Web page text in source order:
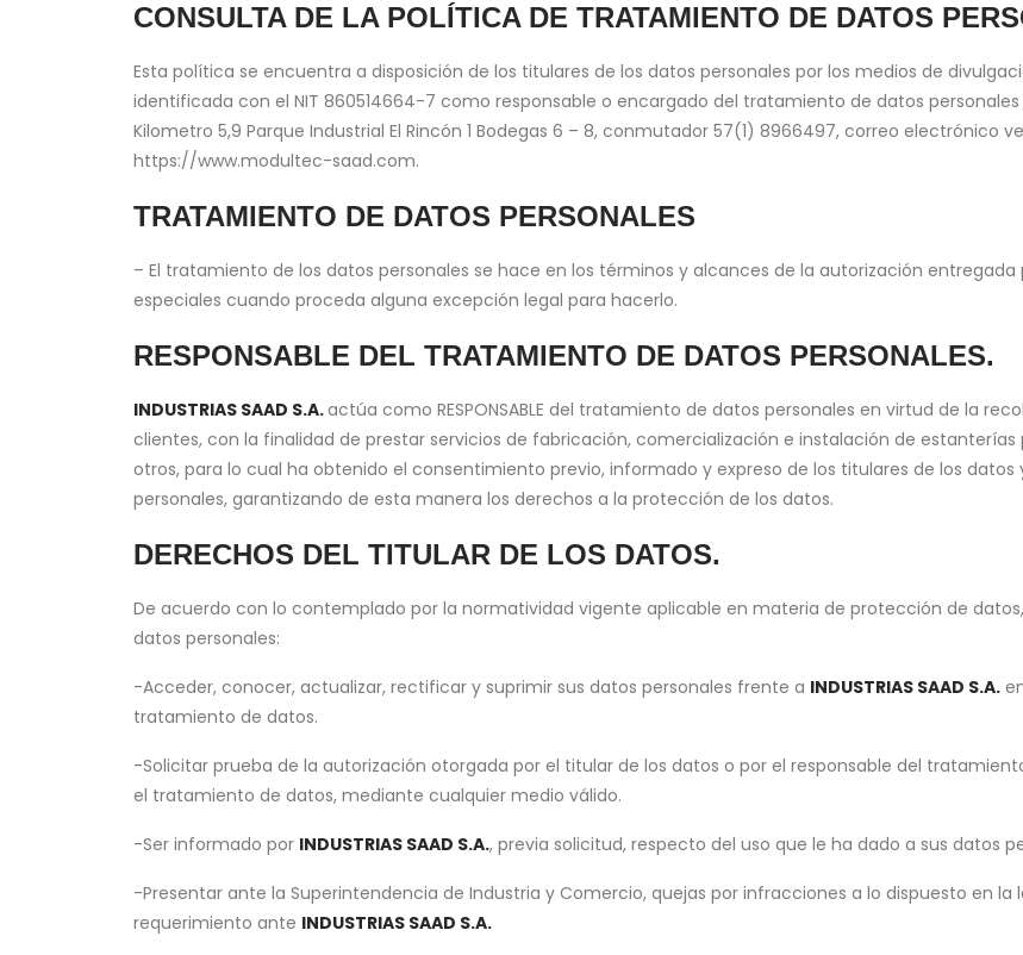
CONSULTA DE LA POLÍTICA DE TRATAMIENTO DE DATOS
Esta política se encuentra a disposición de los titulares de los datos personales por los medios de
identificada con el NIT 860514664-7 como responsable o encargado del tratamiento de datos
Kilometro 5,9 Parque Industrial El Rincón 1 Bodegas 6 – 8, conmutador 57(1) 8966497, correo electrónico
https://www.modultec-saad.com.
TRATAMIENTO DE DATOS PERSONALES
– El tratamiento de los datos personales se hace en los términos y alcances de la autorización
especiales cuando proceda alguna excepción legal para hacerlo.
RESPONSABLE DEL TRATAMIENTO DE DATOS PERSONALES.
INDUSTRIAS SAAD S.A.actúa como RESPONSABLE del tratamiento de datos personales en virtud de la
clientes, con la finalidad de prestar servicios de fabricación, comercialización e instalación de
otros, para lo cual ha obtenido el consentimiento previo, informado y expreso de los titulares de los
personales, garantizando de esta manera los derechos a la protección de los datos.
DERECHOS DEL TITULAR DE LOS DATOS.
De acuerdo con lo contemplado por la normatividad vigente aplicable en materia de protección de
datos personales:
-Acceder, conocer, actualizar, rectificar y suprimir sus datos personales frente a INDUSTRIAS SAAD S.A.
tratamiento de datos.
-Solicitar prueba de la autorización otorgada por el titular de los datos o por el responsable del
el tratamiento de datos, mediante cualquier medio válido.
-Ser informado por INDUSTRIAS SAAD S.A., previa solicitud, respecto del uso que le ha dado a sus datos
-Presentar ante la Superintendencia de Industria y Comercio, quejas por infracciones a lo dispuesto en la
requerimiento ante INDUSTRIAS SAAD S.A.